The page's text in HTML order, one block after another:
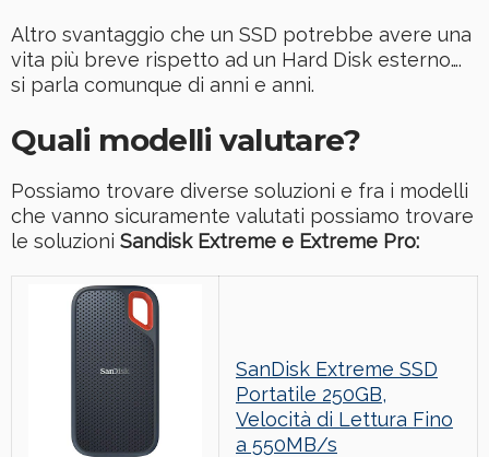
Altro svantaggio che un SSD potrebbe avere una
vita più breve rispetto ad un Hard Disk esterno….
si parla comunque di anni e anni.
Quali modelli valutare?
Possiamo trovare diverse soluzioni e fra i modelli
che vanno sicuramente valutati possiamo trovare
le soluzioni Sandisk Extreme e Extreme Pro:
SanDisk Extreme SSD
Portatile 250GB,
Velocità di Lettura Fino
a 550MB/s